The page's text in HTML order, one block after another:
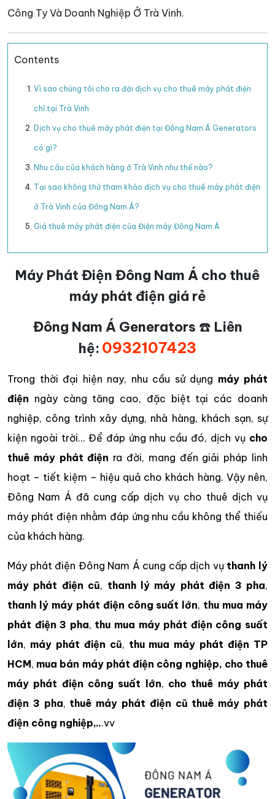
Công Ty Và Doanh Nghiệp Ở Trà Vinh.
Contents
Vì sao chúng tôi cho ra đời dịch vụ cho thuê máy phát điện
chỉ tại Trà Vinh
Dịch vụ cho thuê máy phát điện tại Đông Nam Á Generators
có gì?
Nhu cầu của khách hàng ở Trà Vinh như thế nào?
Tại sao không thử tham khảo dịch vụ cho thuê máy phát điện
ở Trà Vinh của Đông Nam Á?
Giá thuê máy phát điện của Điện máy Đông Nam Á
Máy Phát Điện Đông Nam Á cho thuê
máy phát điện giá rẻ
Đông Nam Á Generators ☎️ Liên
hệ: 0932107423
Trong thời đại hiện nay, nhu cầu sử dụng máy phát
điện ngày càng tăng cao, đặc biệt tại các doanh
nghiệp, công trình xây dựng, nhà hàng, khách sạn, sự
kiện ngoài trời… Để đáp ứng nhu cầu đó, dịch vụ cho
thuê máy phát điện ra đời, mang đến giải pháp linh
hoạt – tiết kiệm – hiệu quả cho khách hàng. Vậy nên,
Đông Nam Á đã cung cấp dịch vụ cho thuê dịch vụ
máy phát điện nhằm đáp ứng nhu cầu không thể thiếu
của khách hàng.
Máy phát điện Đông Nam Á cung cấp dịch vụ thanh lý
máy phát điện cũ, thanh lý máy phát điện 3 pha,
thanh lý máy phát điện công suất lớn, thu mua máy
phát điện 3 pha, thu mua máy phát điện công suất
lớn, máy phát điện cũ, thu mua máy phát điện TP
HCM, mua bán máy phát điện công nghiệp, cho thuê
máy phát điện công suất lớn, cho thuê máy phát
điện 3 pha, thuê máy phát điện cũ thuê máy phát
điện công nghiệp,...vv